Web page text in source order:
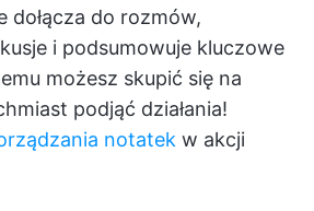
dołącza do rozmów,
i podsumowuje kluczowe
możesz skupić się na
podjąć działania!
notatek w akcji